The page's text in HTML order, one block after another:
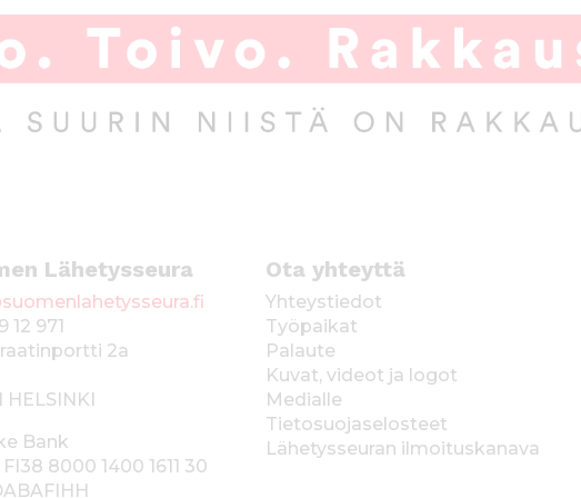
Lähetysseura
12 971
2a
HELSINKI
Bank
8000 1400 1611 30
Ota yhteyttä
Yhteystiedot
Työpaikat
Palaute
Kuvat, videot ja logot
Medialle
Tietosuojaselosteet
Lähetysseuran ilmoituskanava